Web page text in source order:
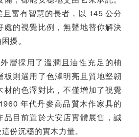
富有智慧的長者，以 145 公分
處的視覺比例，無聲地替你解決
擾。
層採用了溫潤且油性充足的柚
板則選用了色澤明亮且質地堅韌
材的色澤對比，不僅增加了視覺
年代丹麥高品質木作家具的
品目前置於大安店實體展售，誠
份沉穩的實木力量。